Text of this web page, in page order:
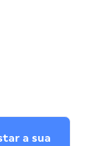
a sua